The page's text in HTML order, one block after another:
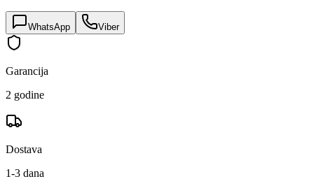
WhatsApp Viber
Garancija
2 godine
Dostava
1-3 dana